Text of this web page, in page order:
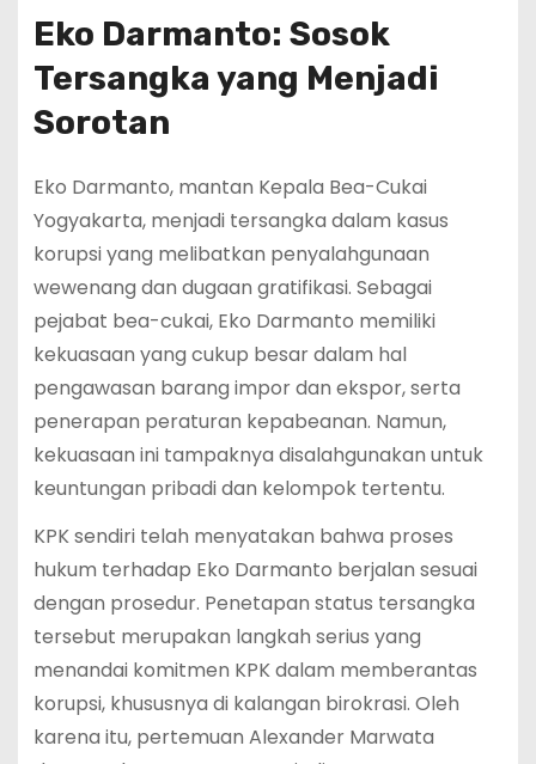
Eko Darmanto: Sosok
Tersangka yang Menjadi
Sorotan
Eko Darmanto, mantan Kepala Bea-Cukai
Yogyakarta, menjadi tersangka dalam kasus
korupsi yang melibatkan penyalahgunaan
wewenang dan dugaan gratifikasi. Sebagai
pejabat bea-cukai, Eko Darmanto memiliki
kekuasaan yang cukup besar dalam hal
pengawasan barang impor dan ekspor, serta
penerapan peraturan kepabeanan. Namun,
kekuasaan ini tampaknya disalahgunakan untuk
keuntungan pribadi dan kelompok tertentu.
KPK sendiri telah menyatakan bahwa proses
hukum terhadap Eko Darmanto berjalan sesuai
dengan prosedur. Penetapan status tersangka
tersebut merupakan langkah serius yang
menandai komitmen KPK dalam memberantas
korupsi, khususnya di kalangan birokrasi. Oleh
karena itu, pertemuan Alexander Marwata